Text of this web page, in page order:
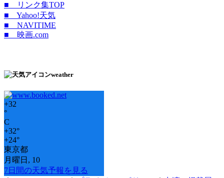
■ リンク集TOP
■ Yahoo!天気
■ NAVITIME
■ 映画.com
weather
+32
°
C
+32°
+24°
東京都
月曜日, 10
7日間の天気予報を見る